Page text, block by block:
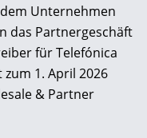
Unternehmen
das Partnergeschäft
für Telefónica
1. April 2026
& Partner